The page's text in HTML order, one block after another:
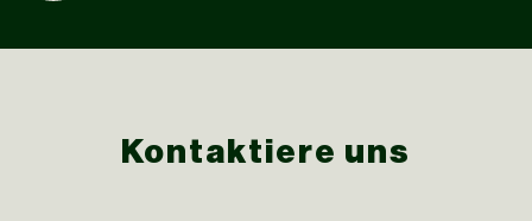
Kontaktiere uns